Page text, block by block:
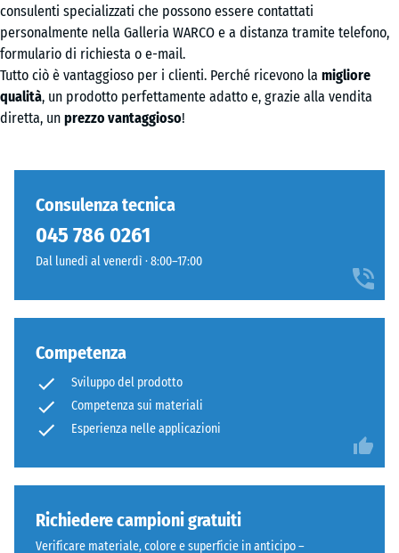
consulenti specializzati che possono essere contattati
personalmente nella Galleria WARCO e a distanza tramite telefono,
formulario di richiesta o e-mail.
Tutto ciò è vantaggioso per i clienti. Perché ricevono la migliore
qualità, un prodotto perfettamente adatto e, grazie alla vendita
diretta, un prezzo vantaggioso!
Consulenza tecnica
045 786 0261
Dal lunedì al venerdì · 8:00–17:00
Competenza
Sviluppo del prodotto
Competenza sui materiali
Esperienza nelle applicazioni
Richiedere campioni gratuiti
Verificare materiale, colore e superficie in anticipo –